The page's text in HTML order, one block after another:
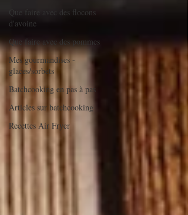
Que faire avec des flocons
d'avoine
Que faire avec des pommes
Mes gourmandises -
glaces/sorbets
Batchcooking en pas à pas
Articles sur batchcooking
Recettes Air Fryer